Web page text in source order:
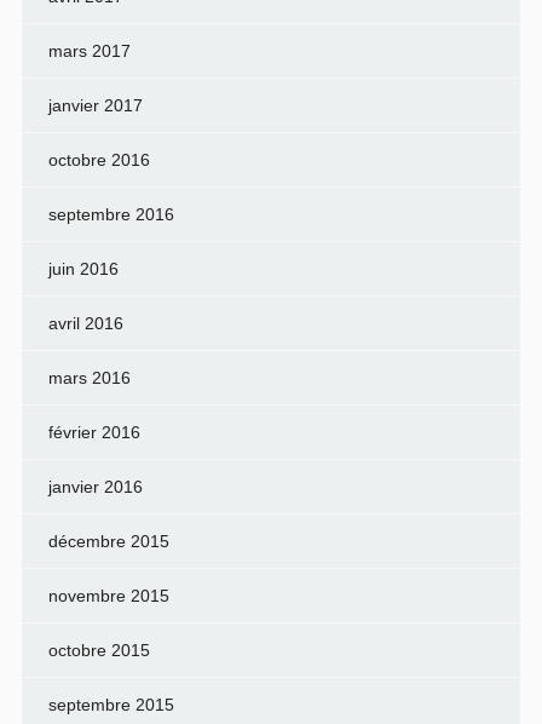
mars 2017
janvier 2017
octobre 2016
septembre 2016
juin 2016
avril 2016
mars 2016
février 2016
janvier 2016
décembre 2015
novembre 2015
octobre 2015
septembre 2015